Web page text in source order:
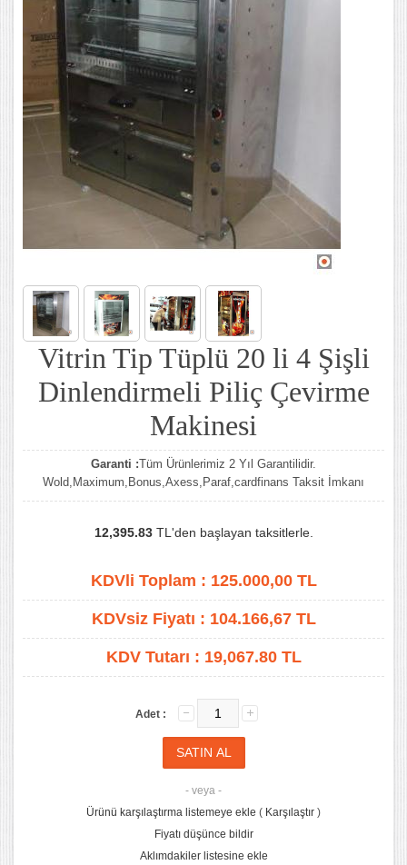
Vitrin Tip Tüplü 20 li 4 Şişli
Dinlendirmeli Piliç Çevirme
Makinesi
Garanti :Tüm Ürünlerimiz 2 Yıl Garantilidir.
Wold,Maximum,Bonus,Axess,Paraf,cardfinans Taksit İmkanı
12,395.83TL'den başlayan taksitlerle.
KDVli Toplam : 125.000,00TL
KDVsiz Fiyatı : 104.166,67TL
KDV Tutarı : 19,067.80 TL
Adet :
- veya -
Ürünü karşılaştırma listemeye ekle ( Karşılaştır )
Fiyatı düşünce bildir
Aklımdakiler listesine ekle